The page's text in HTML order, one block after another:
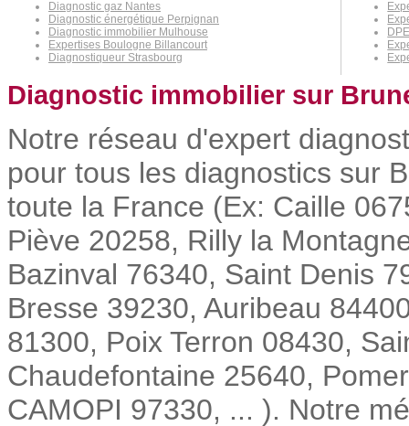
Diagnostic gaz Nantes
Diagnostic énergétique Perpignan
Diagnostic immobilier Mulhouse
Expertises Boulogne Billancourt
Diagnostiqueur Strasbourg
Diagnostic immobilier sur
Notre réseau d'expert
pour tous les diagnostics sur
toute la France (Ex: Caille
Piève 20258, Rilly la
Bazinval 76340, Saint Denis
Bresse 39230, Auribeau
81300, Poix Terron 08430,
Chaudefontaine 25640,
CAMOPI 97330, ... ). Notre